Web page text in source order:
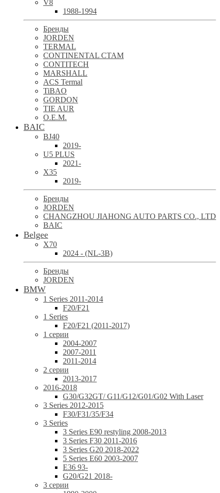
V8
1988-1994
Бренды
JORDEN
TERMAL
CONTINENTAL CTAM
CONTITECH
MARSHALL
ACS Termal
TiBAO
GORDON
TIE AUR
O.E.M.
BAIC
BJ40
2019-
U5 PLUS
2021-
X35
2019-
Бренды
JORDEN
CHANGZHOU JIAHONG AUTO PARTS CO., LTD
BAIC
Belgee
X70
2024 - (NL-3B)
Бренды
JORDEN
BMW
1 Series 2011-2014
F20/F21
1 Series
F20/F21 (2011-2017)
1 серии
2004-2007
2007-2011
2011-2014
2 серии
2013-2017
2016-2018
G30/G32GT/ G11/G12/G01/G02 With Laser
3 Series 2012-2015
F30/F31/35/F34
3 Series
3 Series E90 restyling 2008-2013
3 Series F30 2011-2016
3 Series G20 2018-2022
5 Series E60 2003-2007
E36 93-
G20/G21 2018-
3 серии